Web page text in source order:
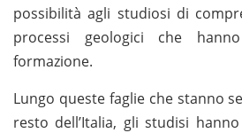
possibilità agli studiosi di
processi geologici che
formazione.
Lungo queste faglie che stanno
resto dell’Italia, gli studisi